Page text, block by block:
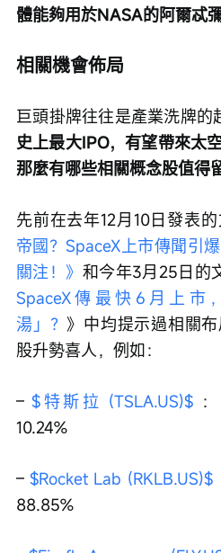
體能夠用於NASA的阿爾忒
相關機會佈局
巨頭掛牌往往是產業洗牌的
史上最大IPO，有望帶來太
那麼有哪些相關概念股值得
先前在去年12月10日發表
帝國？SpaceX上市傳聞引
關注！》 和今年3月25日的
SpaceX傳最快6月上市
湯」？》中均提示過相關
股升勢喜人，例如：
– $特斯拉 (TSLA.US)$
10.24%
– $Rocket Lab (RKLB.US)$
88.85%